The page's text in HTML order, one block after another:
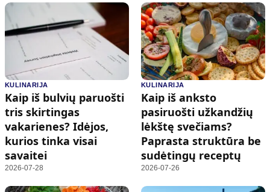
KULINARIJA
Kaip iš bulvių paruošti
tris skirtingas
vakarienes? Idėjos,
kurios tinka visai
savaitei
2026-07-28
KULINARIJA
Kaip iš anksto
pasiruošti užkandžių
lėkštę svečiams?
Paprasta struktūra be
sudėtingų receptų
2026-07-26